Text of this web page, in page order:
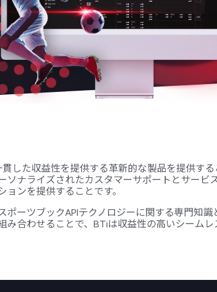
した収益性を提供する革新的な製品を提供する
ソナライズされたカスタマーサポートとサービ
ンを提供することです。
ポーツブックAPIテクノロジーに関する専門知
み合わせることで、BTiは収益性の高いシーム